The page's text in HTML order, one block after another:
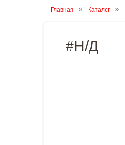
Главная Каталог
#Н/Д